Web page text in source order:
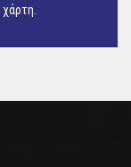
χάρτη.